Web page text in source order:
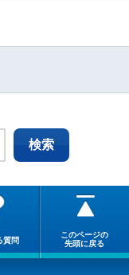
質問
このページの
先頭に戻る